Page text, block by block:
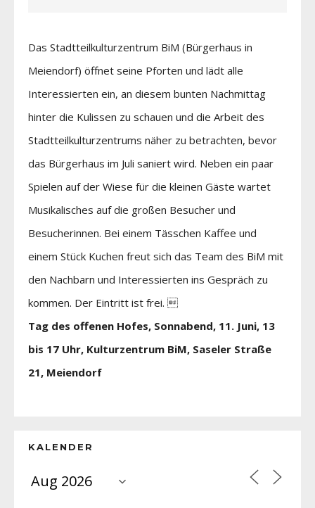
Das Stadtteilkulturzentrum BiM (Bürgerhaus in
Meiendorf) öffnet seine Pforten und lädt alle
Interessierten ein, an diesem bunten Nachmittag
hinter die Kulissen zu schauen und die Arbeit des
Stadtteilkulturzentrums näher zu betrachten, bevor
das Bürgerhaus im Juli saniert wird. Neben ein paar
Spielen auf der Wiese für die kleinen Gäste wartet
Musikalisches auf die großen Besucher und
Besucherinnen. Bei einem Tässchen Kaffee und
einem Stück Kuchen freut sich das Team des BiM mit
den Nachbarn und Interessierten ins Gespräch zu
kommen. Der Eintritt ist frei. 
Tag des offenen Hofes, Sonnabend, 11. Juni, 13
bis 17 Uhr, Kulturzentrum BiM, Saseler Straße
21, Meiendorf
KALENDER